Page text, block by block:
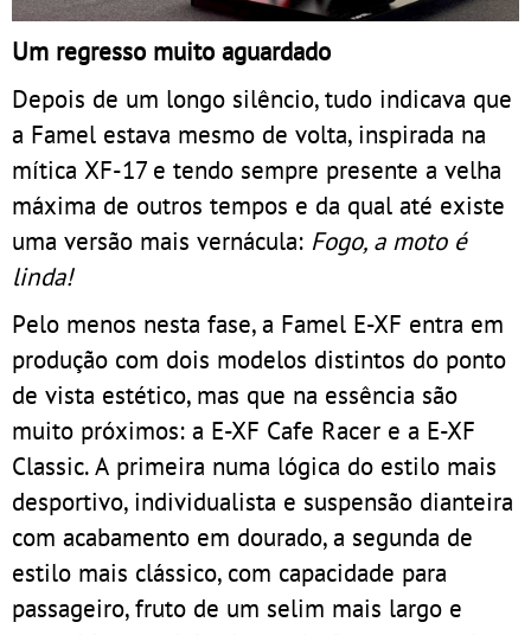
Um regresso muito aguardado
Depois de um longo silêncio, tudo indicava que
a Famel estava mesmo de volta, inspirada na
mítica XF-17 e tendo sempre presente a velha
máxima de outros tempos e da qual até existe
uma versão mais vernácula: Fogo, a moto é
linda!
Pelo menos nesta fase, a Famel E-XF entra em
produção com dois modelos distintos do ponto
de vista estético, mas que na essência são
muito próximos: a E-XF Cafe Racer e a E-XF
Classic. A primeira numa lógica do estilo mais
desportivo, individualista e suspensão dianteira
com acabamento em dourado, a segunda de
estilo mais clássico, com capacidade para
passageiro, fruto de um selim mais largo e